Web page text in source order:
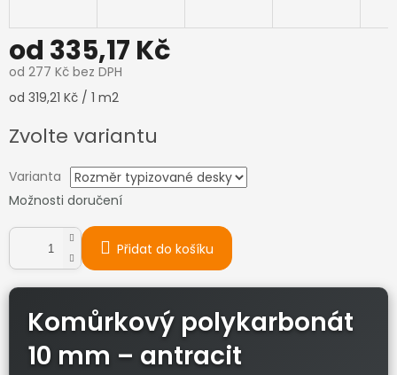
od 335,17 Kč
od 277 Kč bez DPH
Měrná
od 319,21 Kč / 1 m2
Zvolte variantu
Varianta
Možnosti doručení
Přidat do košíku
Komůrkový polykarbonát
10 mm – antracit